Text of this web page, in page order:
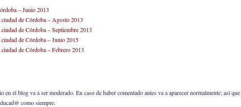
– Junio 2013
de Córdoba – Agosto 2013
de Córdoba – Septiembre 2013
de Córdoba – Junio 2015
de Córdoba – Febrero 2013
en el blog va a ser moderado. En caso de haber comentado antes va a aparecer normalmente; así que
como siempre.